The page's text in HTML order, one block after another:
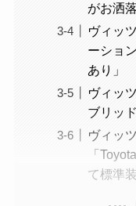
がお洒落
ヴィッ
ーショ
あり」
ヴィッ
ブリッ
ヴィッ
「
て標準